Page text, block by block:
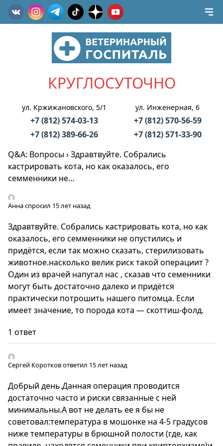
КРУГЛОСУТОЧНО
ул. Кржижановского, 5/1
+7 (812) 574-03-13
+7 (812) 389-66-26
ул. Инженерная, 6
+7 (812) 570-56-59
+7 (812) 571-33-90
Q&A: Вопросы›Здравтвуйте. Собрались
кастрировать кота, но как оказалось, его
семменники не…
Аннаспросил 15 лет назад
Здравтвуйте. Собрались кастрировать кота, но как
оказалось, его семменники не опустились и
придётся, если так можно сказать, стерилизовать
животное.насколько велик риск такой операциит ?
Один из врачей напугал нас , сказав что семенники
могут быть достаточно далеко и придётся
практически потрошить нашего питомца. Если
имеет значение, то порода кота — скоттиш-фолд.
1 ответ
Сергей Коротковответил 15 лет назад
Добрый день.Данная операция проводится
достаточно часто и риски связанные с ней
минимальны.А вот не делать ее я бы не
советовал:температура в мошонке на 4-5 градусов
ниже температуры в брюшной полости (где, как